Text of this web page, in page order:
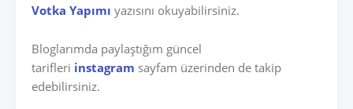
Votka Yapımı yazısını okuyabilirsiniz.
Bloglarımda paylaştığım güncel
tarifleri instagram sayfam üzerinden de takip
edebilirsiniz.